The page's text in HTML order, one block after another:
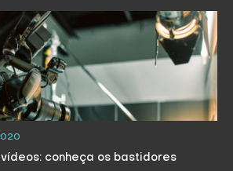
conheça os bastidores